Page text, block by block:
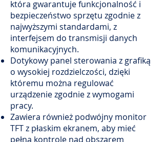
która gwarantuje funkcjonalność i
bezpieczeństwo sprzętu zgodnie z
najwyższymi standardami, z
interfejsem do transmisji danych
komunikacyjnych.
Dotykowy panel sterowania z grafiką
o wysokiej rozdzielczości, dzięki
któremu można regulować
urządzenie zgodnie z wymogami
pracy.
Zawiera również podwójny monitor
TFT z płaskim ekranem, aby mieć
pełną kontrolę nad obszarem